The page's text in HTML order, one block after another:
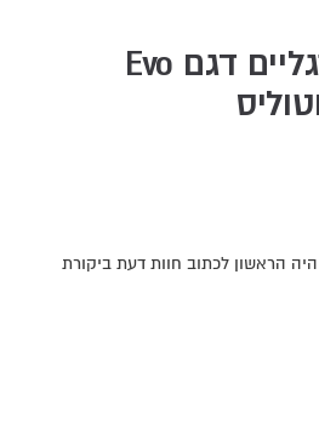
מתקן לחיצת רגליים דגם Evo
היה הראשון לכתוב חוות דעת ביקורת